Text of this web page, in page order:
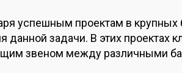
успешным проектам в крупных
данной задачи. В этих проектах
звеном между различными